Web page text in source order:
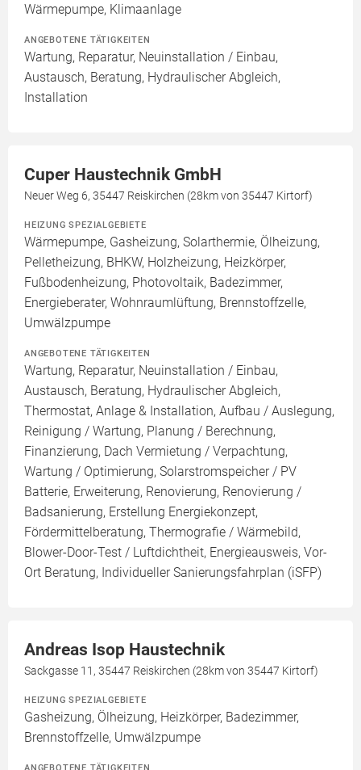
Wärmepumpe, Klimaanlage
ANGEBOTENE TÄTIGKEITEN
Wartung, Reparatur, Neuinstallation / Einbau,
Austausch, Beratung, Hydraulischer Abgleich,
Installation
Cuper Haustechnik GmbH
Neuer Weg 6, 35447 Reiskirchen (28km von 35447 Kirtorf)
HEIZUNG SPEZIALGEBIETE
Wärmepumpe, Gasheizung, Solarthermie, Ölheizung,
Pelletheizung, BHKW, Holzheizung, Heizkörper,
Fußbodenheizung, Photovoltaik, Badezimmer,
Energieberater, Wohnraumlüftung, Brennstoffzelle,
Umwälzpumpe
ANGEBOTENE TÄTIGKEITEN
Wartung, Reparatur, Neuinstallation / Einbau,
Austausch, Beratung, Hydraulischer Abgleich,
Thermostat, Anlage & Installation, Aufbau / Auslegung,
Reinigung / Wartung, Planung / Berechnung,
Finanzierung, Dach Vermietung / Verpachtung,
Wartung / Optimierung, Solarstromspeicher / PV
Batterie, Erweiterung, Renovierung, Renovierung /
Badsanierung, Erstellung Energiekonzept,
Fördermittelberatung, Thermografie / Wärmebild,
Blower-Door-Test / Luftdichtheit, Energieausweis, Vor-
Ort Beratung, Individueller Sanierungsfahrplan (iSFP)
Andreas Isop Haustechnik
Sackgasse 11, 35447 Reiskirchen (28km von 35447 Kirtorf)
HEIZUNG SPEZIALGEBIETE
Gasheizung, Ölheizung, Heizkörper, Badezimmer,
Brennstoffzelle, Umwälzpumpe
ANGEBOTENE TÄTIGKEITEN